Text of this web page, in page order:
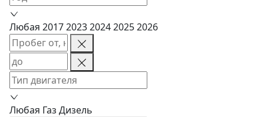
Любая 20172023202420252026
Любая Газ Дизель